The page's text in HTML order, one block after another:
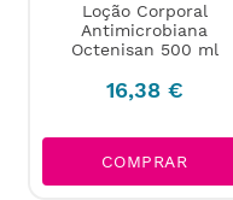
Loção Corporal
Antimicrobiana
Octenisan 500 ml
16,38 €
COMPRAR